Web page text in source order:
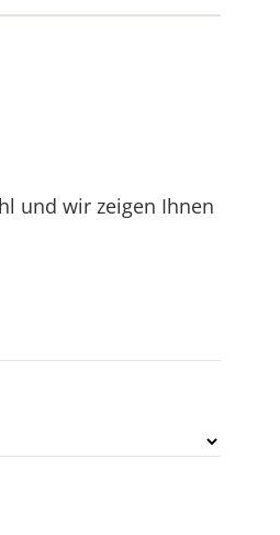
und wir zeigen Ihnen